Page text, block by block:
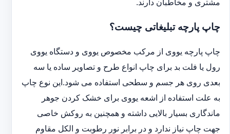
مشتری و مخاطبان دارند.
چاپ پارچه تبلیغاتی چیست؟
چاپ پارچه یووی از مرکب مخصوص یووی و دستگاه یووی
رول یا فلت بد برای چاپ انواع طرح و تصاویر ساده یا سه
بعدی روی هر جسم و سطحی استفاده می شود.این نوع چاپ
به علت استفاده از اشعه یووی برای خشک کردن جوهر
ماندگاری بسیار بالایی داشته و همچنین به روکش خاصی
جهت چاپ نیاز ندارد و در برابر نور رطوبت و الکل مقاوم